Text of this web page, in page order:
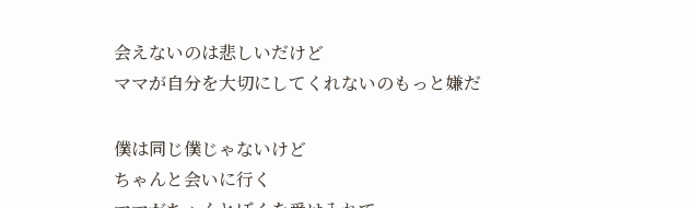
会えないのは悲しいだけど
ママが自分を大切にしてくれないのもっと嫌だ
僕は同じ僕じゃないけど
ちゃんと会いに行く